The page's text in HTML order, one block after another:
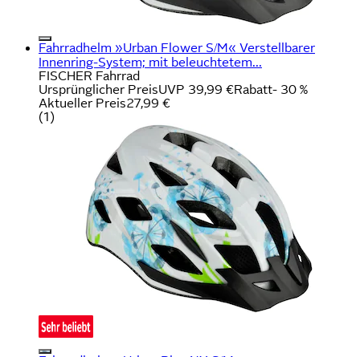
Fahrradhelm »Urban Flower S/M« Verstellbarer
Innenring-System; mit beleuchtetem...
FISCHER Fahrrad
Ursprünglicher PreisUVP 39,99 €Rabatt- 30 %
Aktueller Preis27,99 €
(1)